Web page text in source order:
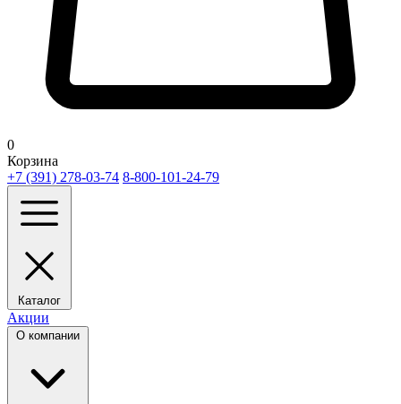
0
Корзина
+7 (391) 278-03-74 8-800-101-24-79
Каталог
Акции
О компании